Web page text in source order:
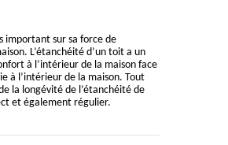
important sur sa force de
L’étanchéité d’un toit a un
à l’intérieur de la maison face
à l’intérieur de la maison. Tout
la longévité de l’étanchéité de
et également régulier.